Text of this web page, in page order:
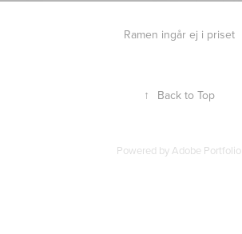
Ramen ingår ej i priset
↑ Back to Top
Powered by Adobe Portfolio